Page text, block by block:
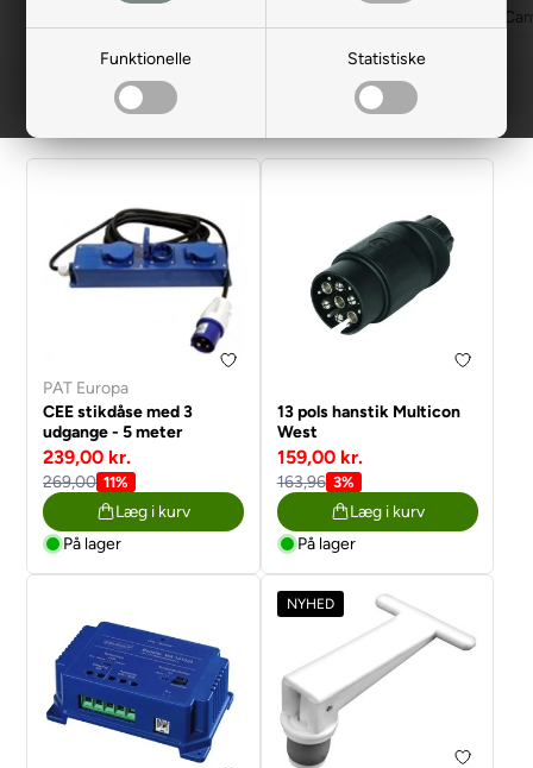
Funktionelle Statistiske
PAT Europa
CEE stikdåse med 3
udgange - 5 meter
239,00 kr.
269,00 11%
Læg i kurv
På lager
13 pols hanstik Multicon
West
159,00 kr.
163,96 3%
Læg i kurv
På lager
NYHED